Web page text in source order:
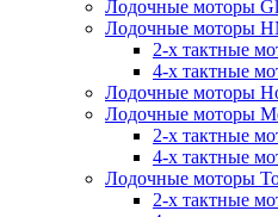
Лодочные моторы
Лодочные моторы
2-х тактные
4-х тактные
Лодочные моторы
Лодочные моторы
2-х тактные
4-х тактные
Лодочные моторы
2-х тактные